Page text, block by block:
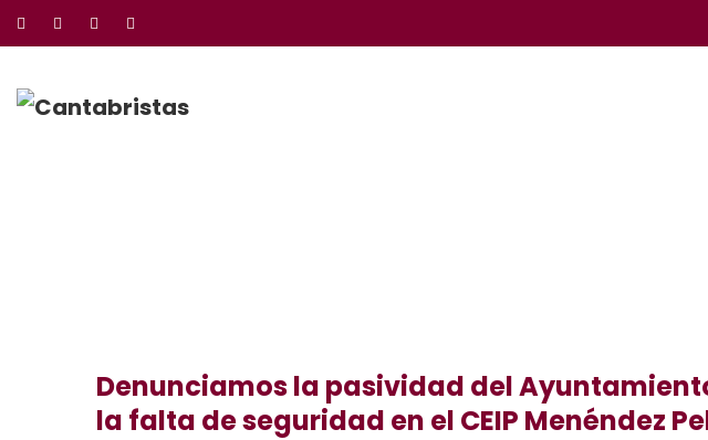
Denunciamos la pasividad del
la falta de seguridad en el CEIP Menéndez